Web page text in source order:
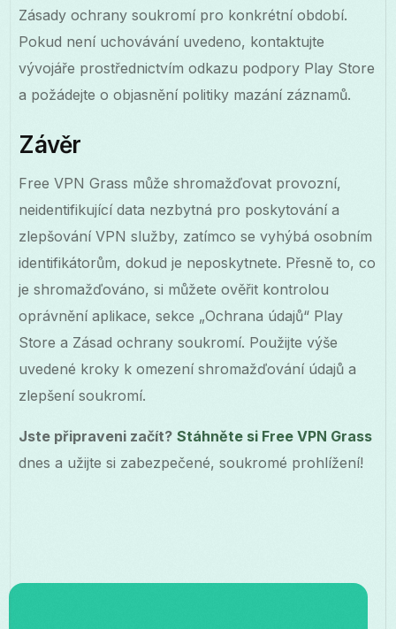
Zásady ochrany soukromí pro konkrétní období.
Pokud není uchovávání uvedeno, kontaktujte
vývojáře prostřednictvím odkazu podpory Play Store
a požádejte o objasnění politiky mazání záznamů.
Závěr
Free VPN Grass může shromažďovat provozní,
neidentifikující data nezbytná pro poskytování a
zlepšování VPN služby, zatímco se vyhýbá osobním
identifikátorům, dokud je neposkytnete. Přesně to, co
je shromažďováno, si můžete ověřit kontrolou
oprávnění aplikace, sekce „Ochrana údajů“ Play
Store a Zásad ochrany soukromí. Použijte výše
uvedené kroky k omezení shromažďování údajů a
zlepšení soukromí.
Jste připraveni začít? Stáhněte si Free VPN Grass
dnes a užijte si zabezpečené, soukromé prohlížení!